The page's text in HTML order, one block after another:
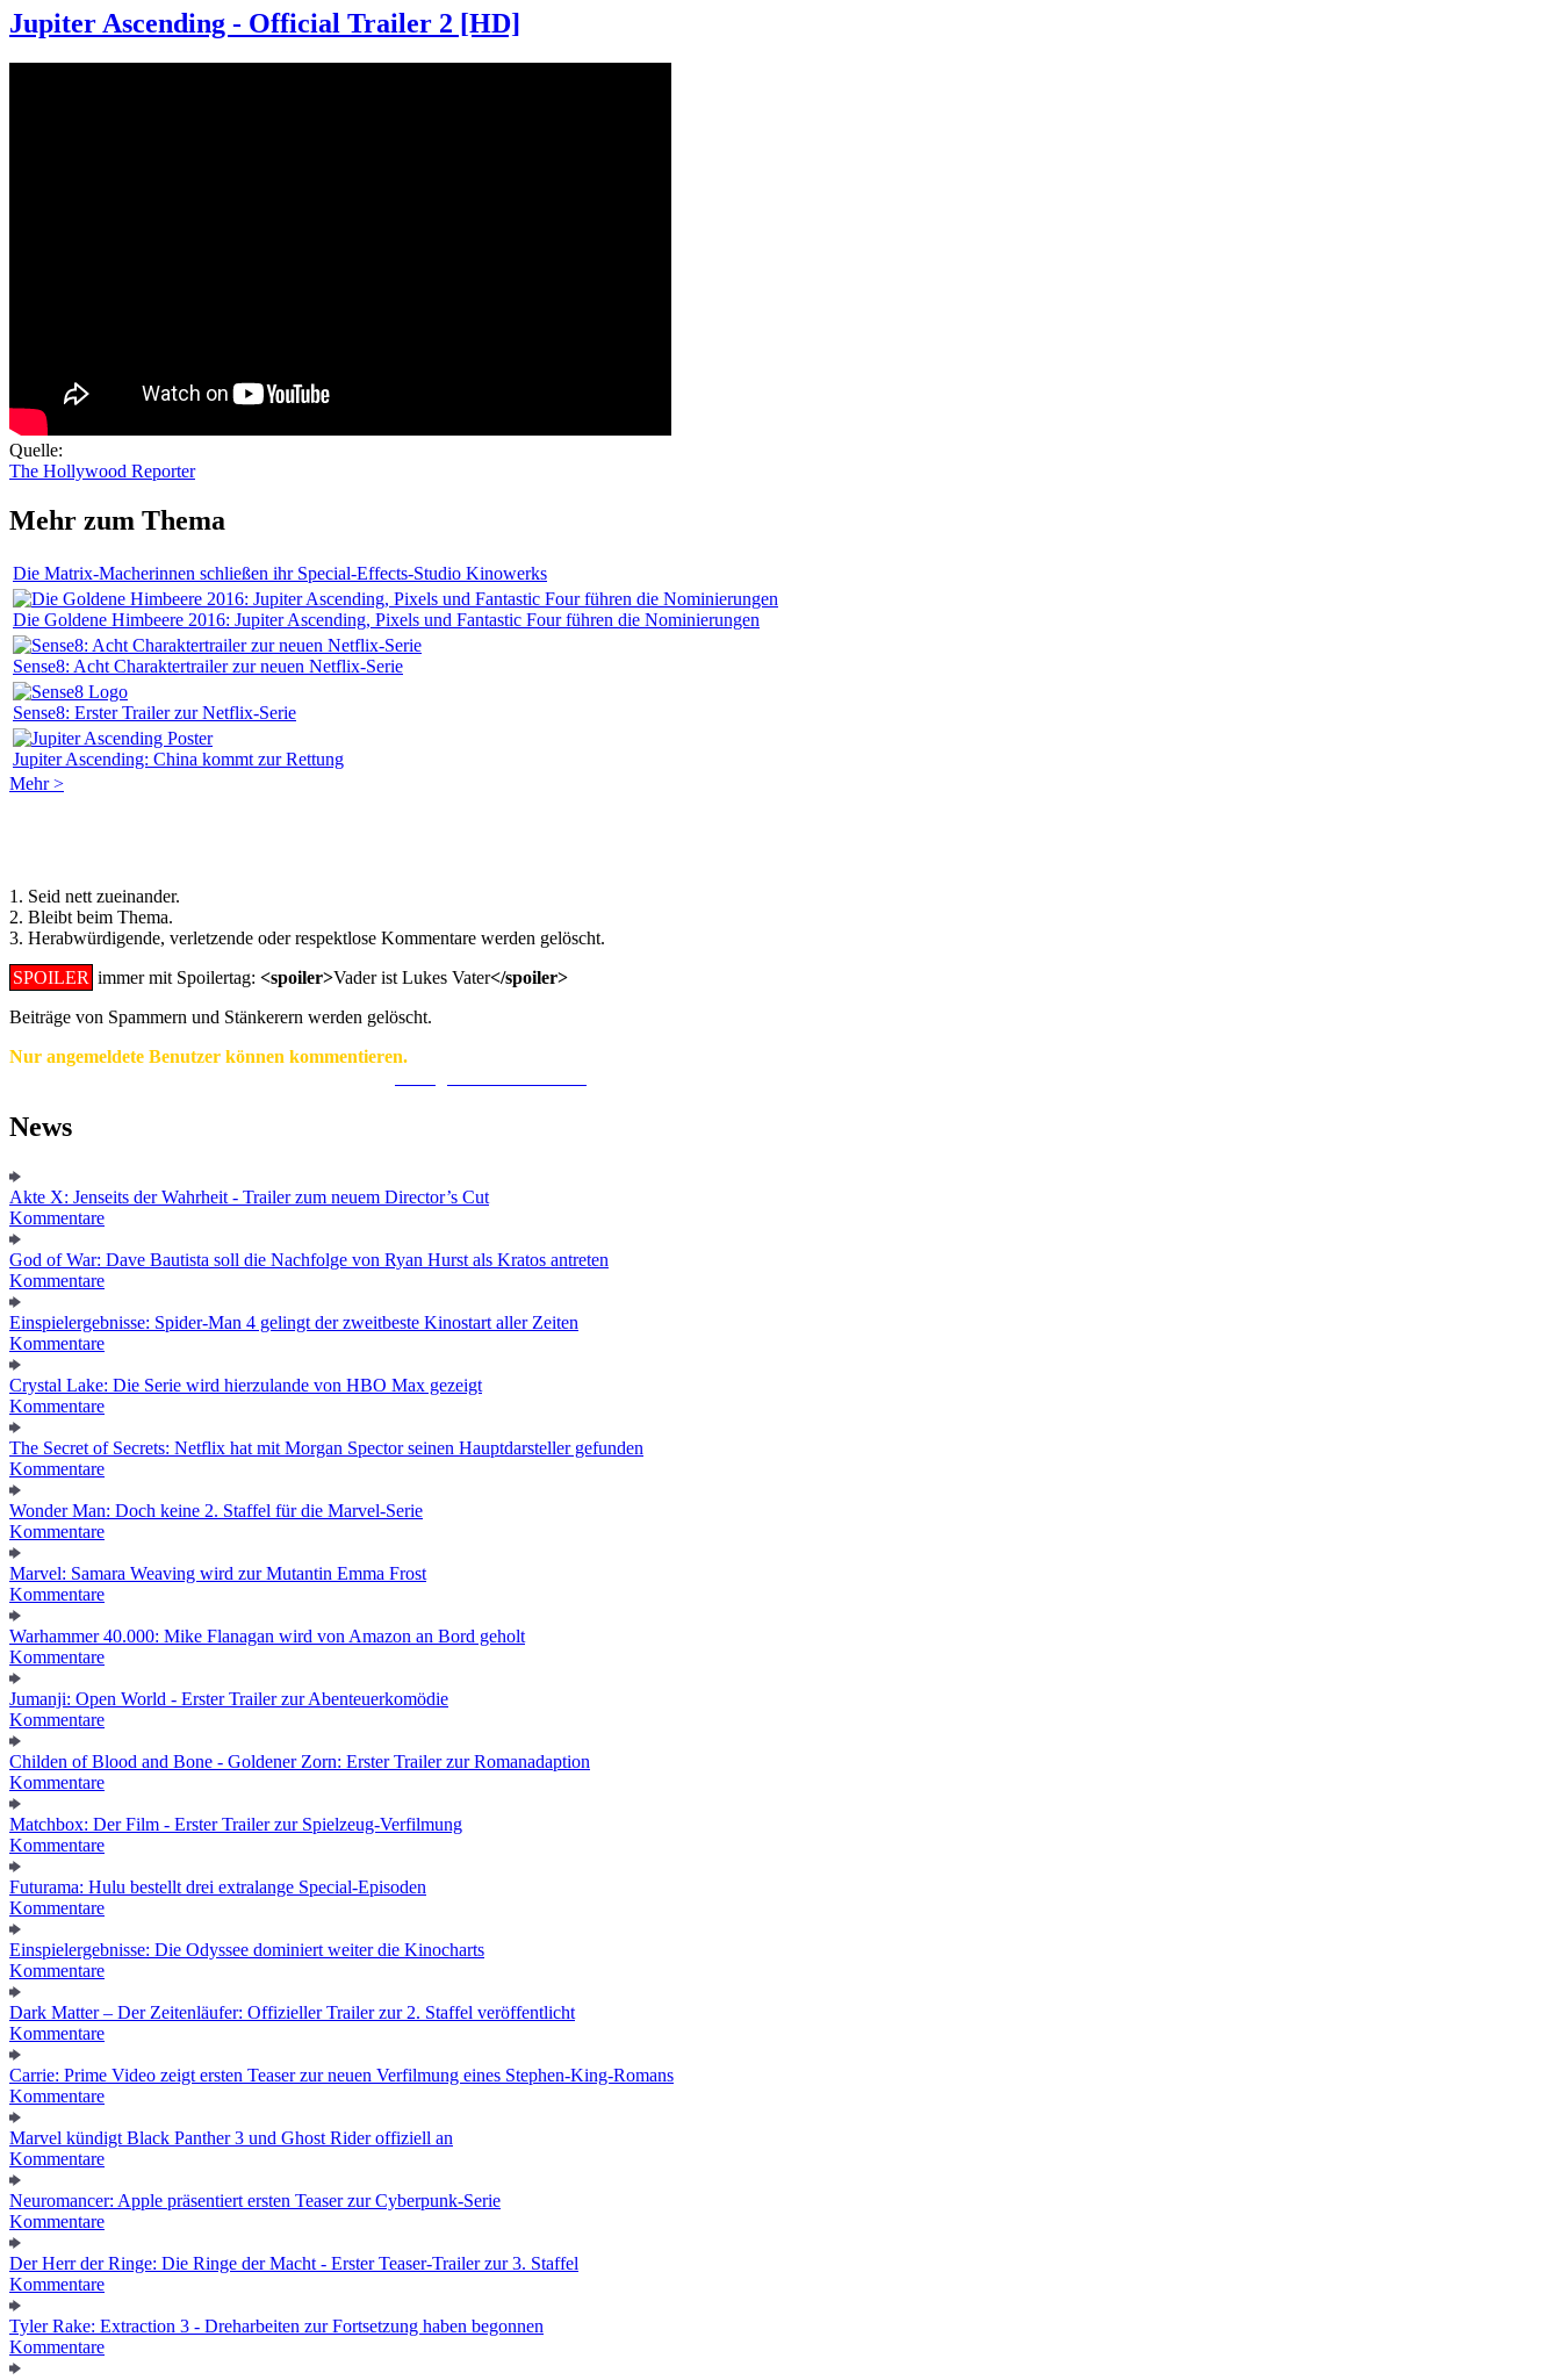
Jupiter Ascending - Official Trailer 2 [HD]
Quelle:
The Hollywood Reporter
Mehr zum Thema
Die Matrix-Macherinnen schließen ihr Special-Effects-Studio Kinowerks
Die Goldene Himbeere 2016: Jupiter Ascending, Pixels und Fantastic Four führen die Nominierungen
Sense8: Acht Charaktertrailer zur neuen Netflix-Serie
Sense8: Erster Trailer zur Netflix-Serie
Jupiter Ascending: China kommt zur Rettung
Mehr >
1. Seid nett zueinander.
2. Bleibt beim Thema.
3. Herabwürdigende, verletzende oder respektlose Kommentare werden gelöscht.
SPOILER immer mit Spoilertag: <spoiler>Vader ist Lukes Vater</spoiler>
Beiträge von Spammern und Stänkerern werden gelöscht.
Nur angemeldete Benutzer können kommentieren.
News
Akte X: Jenseits der Wahrheit - Trailer zum neuem Director’s Cut
Kommentare
God of War: Dave Bautista soll die Nachfolge von Ryan Hurst als Kratos antreten
Kommentare
Einspielergebnisse: Spider-Man 4 gelingt der zweitbeste Kinostart aller Zeiten
Kommentare
Crystal Lake: Die Serie wird hierzulande von HBO Max gezeigt
Kommentare
The Secret of Secrets: Netflix hat mit Morgan Spector seinen Hauptdarsteller gefunden
Kommentare
Wonder Man: Doch keine 2. Staffel für die Marvel-Serie
Kommentare
Marvel: Samara Weaving wird zur Mutantin Emma Frost
Kommentare
Warhammer 40.000: Mike Flanagan wird von Amazon an Bord geholt
Kommentare
Jumanji: Open World - Erster Trailer zur Abenteuerkomödie
Kommentare
Childen of Blood and Bone - Goldener Zorn: Erster Trailer zur Romanadaption
Kommentare
Matchbox: Der Film - Erster Trailer zur Spielzeug-Verfilmung
Kommentare
Futurama: Hulu bestellt drei extralange Special-Episoden
Kommentare
Einspielergebnisse: Die Odyssee dominiert weiter die Kinocharts
Kommentare
Dark Matter – Der Zeitenläufer: Offizieller Trailer zur 2. Staffel veröffentlicht
Kommentare
Carrie: Prime Video zeigt ersten Teaser zur neuen Verfilmung eines Stephen-King-Romans
Kommentare
Marvel kündigt Black Panther 3 und Ghost Rider offiziell an
Kommentare
Neuromancer: Apple präsentiert ersten Teaser zur Cyberpunk-Serie
Kommentare
Der Herr der Ringe: Die Ringe der Macht - Erster Teaser-Trailer zur 3. Staffel
Kommentare
Tyler Rake: Extraction 3 - Dreharbeiten zur Fortsetzung haben begonnen
Kommentare